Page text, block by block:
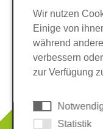
© 2026
Wir nutzen
Einige von
während
verbessern
zur Verfügung
Statistik